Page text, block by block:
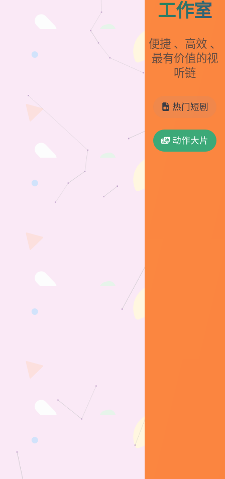
工作室
便捷 、高效 、
最有价值的视
听链
热门短剧
动作大片